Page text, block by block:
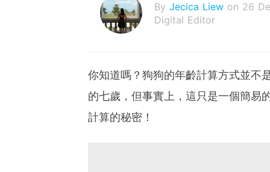
By Jecica Liew on 26
Digital Editor
你知道嗎？狗狗的年齡計算方式並不
的七歲，但事實上，這只是一個簡易
計算的秘密！